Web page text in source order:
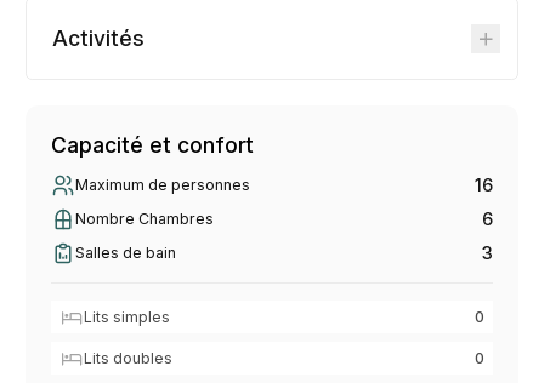
Activités
Capacité et confort
Maximum de personnes 16
Nombre Chambres 6
Salles de bain 3
Lits simples 0
Lits doubles 0